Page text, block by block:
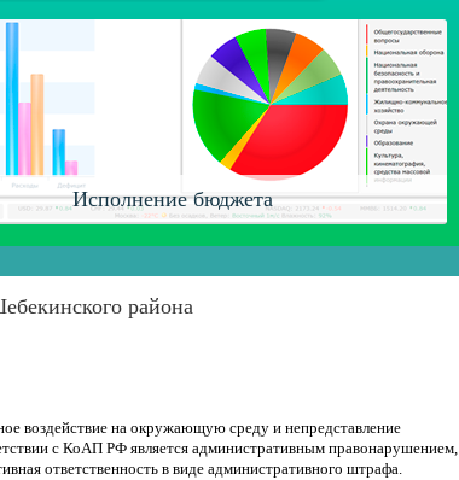
Исполнение бюджета
района
воздействие на окружающую среду и непредставление
с КоАП РФ является административным правонарушением,
ответственность в виде административного штрафа.